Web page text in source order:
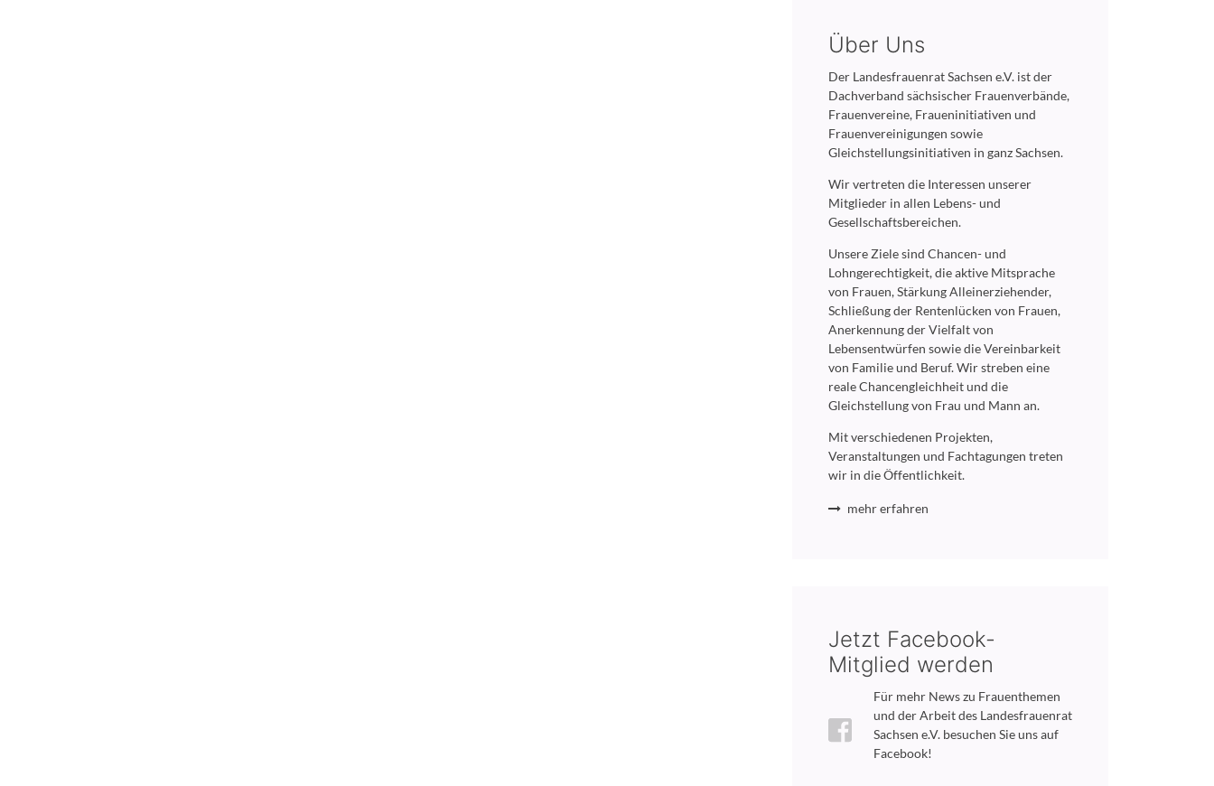
Über Uns
Der Landesfrauenrat Sachsen e.V. ist der
Dachverband sächsischer Frauenverbände,
Frauenvereine, Fraueninitiativen und
Frauenvereinigungen sowie
Gleichstellungsinitiativen in ganz Sachsen.
Wir vertreten die Interessen unserer
Mitglieder in allen Lebens- und
Gesellschaftsbereichen.
Unsere Ziele sind Chancen- und
Lohngerechtigkeit, die aktive Mitsprache
von Frauen, Stärkung Alleinerziehender,
Schließung der Rentenlücken von Frauen,
Anerkennung der Vielfalt von
Lebensentwürfen sowie die Vereinbarkeit
von Familie und Beruf. Wir streben eine
reale Chancengleichheit und die
Gleichstellung von Frau und Mann an.
Mit verschiedenen Projekten,
Veranstaltungen und Fachtagungen treten
wir in die Öffentlichkeit.
mehr erfahren
Jetzt Facebook-
Mitglied werden
Für mehr News zu Frauenthemen
und der Arbeit des Landesfrauenrat
Sachsen e.V. besuchen Sie uns auf
Facebook!